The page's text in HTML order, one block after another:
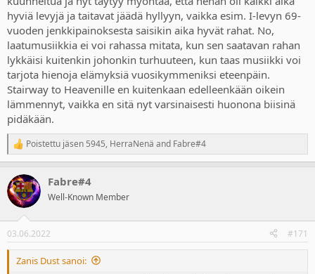
hyviä levyjä ja taitavat jäädä hyllyyn, vaikka esim. I-levyn 69-
vuoden jenkkipainoksesta saisikin aika hyvät rahat. No,
laatumusiikkia ei voi rahassa mitata, kun sen saatavan rahan
lykkäisi kuitenkin johonkin turhuuteen, kun taas musiikki voi
tarjota hienoja elämyksiä vuosikymmeniksi eteenpäin.
Stairway to Heavenille en kuitenkaan edelleenkään oikein
lämmennyt, vaikka en sitä nyt varsinaisesti huonona biisinä
pidäkään.
R
e
c
t
i
s
:
Poistettu jäsen 5945, HerraNenä and Fabre#4
Fabre#4
Well-Known Member
03.06.2022 #171
Zanis Dust sanoi: